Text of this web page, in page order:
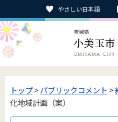
やさしい日本語
トップ>パブリックコメント >
化地域計画（案）